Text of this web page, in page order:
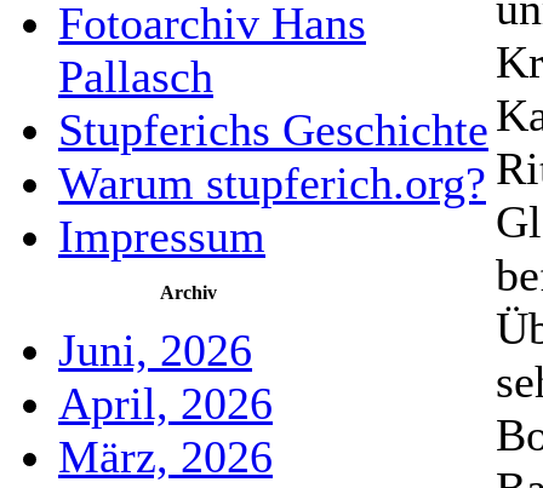
Fotoarchiv Hans
Pallasch
Stupferichs Geschichte
Warum stupferich.org?
Impressum
Archiv
Juni, 2026
April, 2026
März, 2026